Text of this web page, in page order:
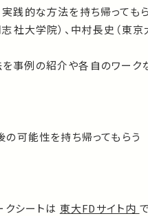
践的な方法を持ち帰っても
社大学院）、中村長史（東京
事例の紹介や各自のワーク
の可能性を持ち帰ってもらう
クシートは 東大FDサイト内